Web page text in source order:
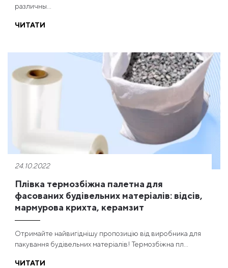
различны...
ЧИТАТИ
24.10.2022
Плівка термозбіжна палетна для
фасованих будівельних матеріалів: відсів,
мармурова крихта, керамзит
Отримайте найвигіднішу пропозицію від виробника для
пакування будівельних матеріалів! Термозбіжна пл...
ЧИТАТИ